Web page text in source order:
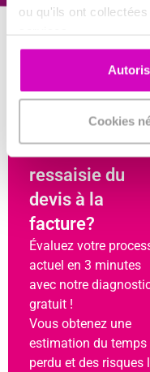
ou qu'ils ont
Cookies
Combien vous
coûtent les
ressaisie du
devis à la
facture?
Évaluez votre
actuel en 3 minutes
avec notre
gratuit !
Vous obtenez une
estimation du temps
perdu et des risques